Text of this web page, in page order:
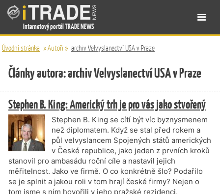
Internetový portál TRADE NEWS
Úvodní stránka »Autoři » archiv Velvyslanectví USA v Praze
Články autora: archiv Velvyslanectví USA v Praze
Stephen B. King: Americký trh je pro vás jako stvořený
Stephen B. King se cítí být víc byznysmenem
než diplomatem. Když se stal před rokem a
půl velvyslancem Spojených států amerických
v České republice, jako jeden z prvních kroků
stanovil pro ambasádu roční cíle a nastavil jejich
měřitelnost. Jako ve firmě. O co konkrétně šlo? Podařilo
se je splnit a jakou roli v tom hrají české firmy? Nejen o
tom jsme s ním hovořili v jeho pražské rezidenci.